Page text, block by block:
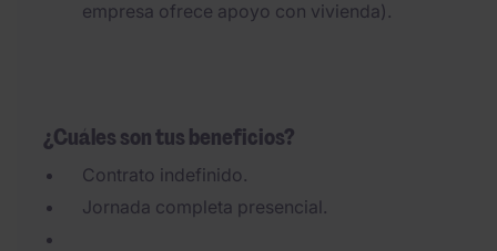
empresa ofrece apoyo con vivienda).
¿Cuáles son tus beneficios?
Contrato indefinido.
Jornada completa presencial.